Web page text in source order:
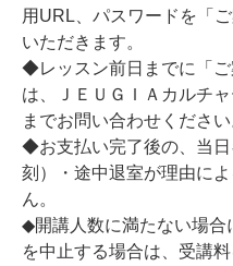
用URL、パスワードを「
いただきます。
◆レッスン前日までに「
は、ＪＥＵＧＩＡカルチ
までお問い合わせください
◆お支払い完了後の、当
刻）・途中退室が理由に
ん。
◆開講人数に満たない場合
を中止する場合は、受講